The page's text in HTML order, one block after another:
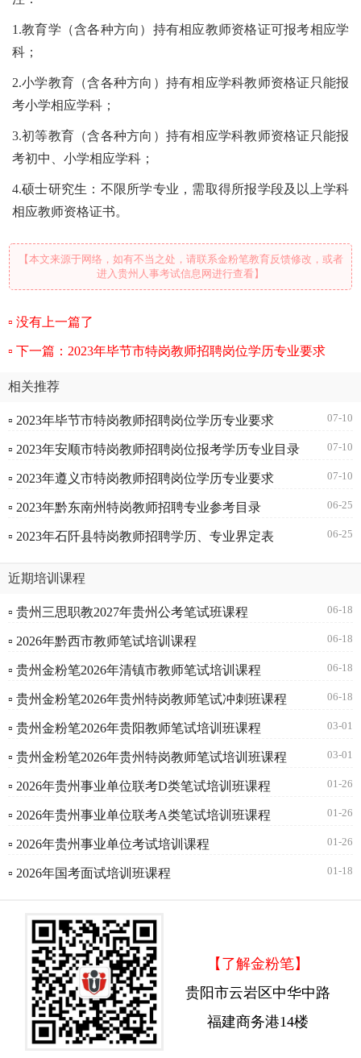
1.教育学（含各种方向）持有相应教师资格证可报考相应学
科；
2.小学教育（含各种方向）持有相应学科教师资格证只能报
考小学相应学科 ；
3.初等教育（含各种方向）持有相应学科教师资格证只能报
考初中、小学相应学科 ；
4.硕士研究生：不限所学专业，需取得所报学段及以上学科
相应教师资格证书。
【本文来源于网络，如有不当之处，请联系金粉笔教育反馈修改，或者
进入贵州人事考试信息网进行查看】
没有上一篇了
下一篇：2023年毕节市特岗教师招聘岗位学历专业要求
相关推荐
▫ 2023年毕节市特岗教师招聘岗位学历专业要求 07-10
▫ 2023年安顺市特岗教师招聘岗位报考学历专业目录 07-10
▫ 2023年遵义市特岗教师招聘岗位学历专业要求 07-10
▫ 2023年黔东南州特岗教师招聘专业参考目录 06-25
▫ 2023年石阡县特岗教师招聘学历、专业界定表 06-25
近期培训课程
▫ 贵州三思职教2027年贵州公考笔试班课程 06-18
▫ 2026年黔西市教师笔试培训课程 06-18
▫ 贵州金粉笔2026年清镇市教师笔试培训课程 06-18
▫ 贵州金粉笔2026年贵州特岗教师笔试冲刺班课程 06-18
▫ 贵州金粉笔2026年贵阳教师笔试培训班课程 03-01
▫ 贵州金粉笔2026年贵州特岗教师笔试培训班课程 03-01
▫ 2026年贵州事业单位联考D类笔试培训班课程 01-26
▫ 2026年贵州事业单位联考A类笔试培训班课程 01-26
▫ 2026年贵州事业单位考试培训课程 01-26
▫ 2026年国考面试培训班课程 01-18
【了解金粉笔】
贵阳市云岩区中华中路
福建商务港14楼